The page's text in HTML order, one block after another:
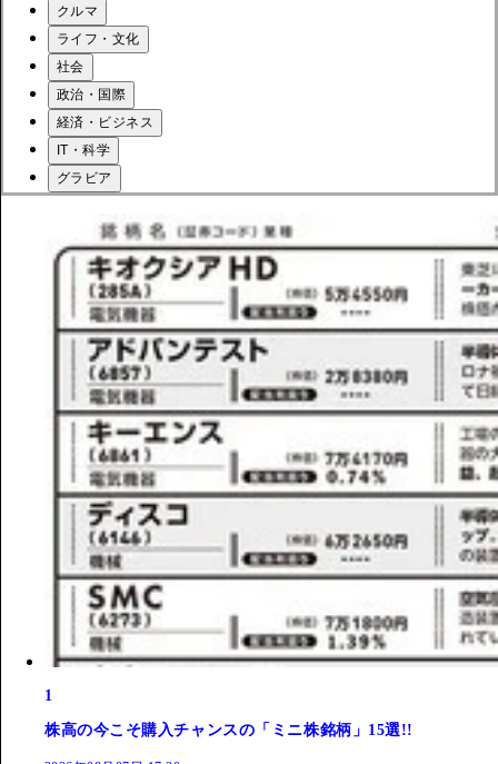
クルマ
ライフ・文化
社会
政治・国際
経済・ビジネス
IT・科学
グラビア
1
株高の今こそ購入チャンスの「ミニ株銘柄」15選!!